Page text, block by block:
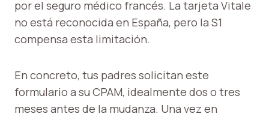
por el seguro médico francés. La tarjeta Vitale
no está reconocida en España, pero la S1
compensa esta limitación.
En concreto, tus padres solicitan este
formulario a su CPAM, idealmente dos o tres
meses antes de la mudanza. Una vez en